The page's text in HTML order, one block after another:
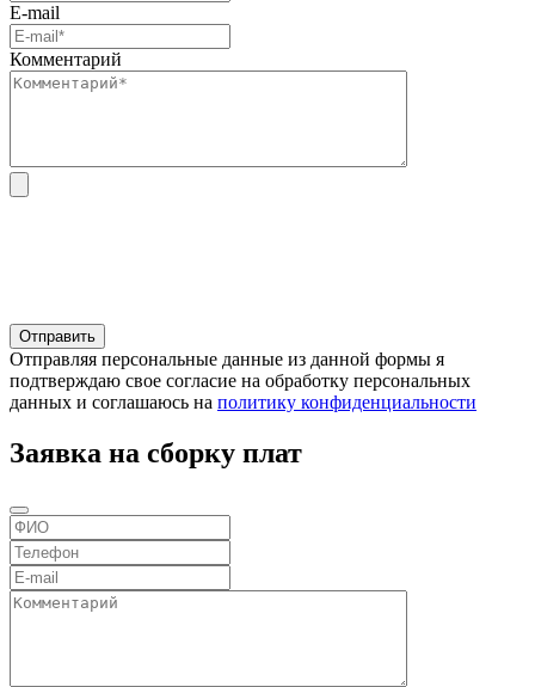
E-mail
Комментарий
Отправляя персональные данные из данной формы я
подтверждаю свое согласие на обработку персональных
данных и соглашаюсь на политику конфиденциальности
Заявка на сборку плат